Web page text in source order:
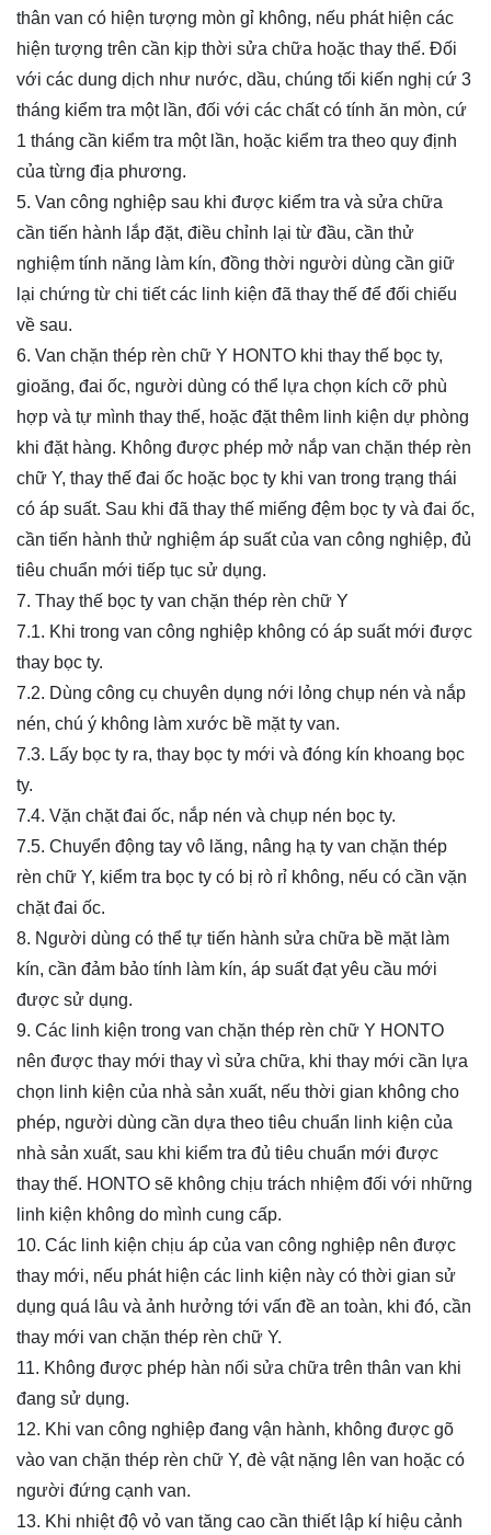
thân van có hiện tượng mòn gỉ không, nếu phát hiện các
hiện tượng trên cần kịp thời sửa chữa hoặc thay thế. Đối
với các dung dịch như nước, dầu, chúng tối kiến nghị cứ 3
tháng kiểm tra một lần, đối với các chất có tính ăn mòn, cứ
1 tháng cần kiểm tra một lần, hoặc kiểm tra theo quy định
của từng địa phương.
5. Van công nghiệp sau khi được kiểm tra và sửa chữa
cần tiến hành lắp đặt, điều chỉnh lại từ đầu, cần thử
nghiệm tính năng làm kín, đồng thời người dùng cần giữ
lại chứng từ chi tiết các linh kiện đã thay thế để đối chiếu
về sau.
6. Van chặn thép rèn chữ Y HONTO khi thay thế bọc ty,
gioăng, đai ốc, người dùng có thể lựa chọn kích cỡ phù
hợp và tự mình thay thế, hoặc đặt thêm linh kiện dự phòng
khi đặt hàng. Không được phép mở nắp van chặn thép rèn
chữ Y, thay thế đai ốc hoặc bọc ty khi van trong trạng thái
có áp suất. Sau khi đã thay thế miếng đệm bọc ty và đai ốc,
cần tiến hành thử nghiệm áp suất của van công nghiệp, đủ
tiêu chuẩn mới tiếp tục sử dụng.
7. Thay thế bọc ty van chặn thép rèn chữ Y
7.1. Khi trong van công nghiệp không có áp suất mới được
thay bọc ty.
7.2. Dùng công cụ chuyên dụng nới lỏng chụp nén và nắp
nén, chú ý không làm xước bề mặt ty van.
7.3. Lấy bọc ty ra, thay bọc ty mới và đóng kín khoang bọc
ty.
7.4. Vặn chặt đai ốc, nắp nén và chụp nén bọc ty.
7.5. Chuyển động tay vô lăng, nâng hạ ty van chặn thép
rèn chữ Y, kiểm tra bọc ty có bị rò rỉ không, nếu có cần vặn
chặt đai ốc.
8. Người dùng có thể tự tiến hành sửa chữa bề mặt làm
kín, cần đảm bảo tính làm kín, áp suất đạt yêu cầu mới
được sử dụng.
9. Các linh kiện trong van chặn thép rèn chữ Y HONTO
nên được thay mới thay vì sửa chữa, khi thay mới cần lựa
chọn linh kiện của nhà sản xuất, nếu thời gian không cho
phép, người dùng cần dựa theo tiêu chuẩn linh kiện của
nhà sản xuất, sau khi kiểm tra đủ tiêu chuẩn mới được
thay thế. HONTO sẽ không chịu trách nhiệm đối với những
linh kiện không do mình cung cấp.
10. Các linh kiện chịu áp của van công nghiệp nên được
thay mới, nếu phát hiện các linh kiện này có thời gian sử
dụng quá lâu và ảnh hưởng tới vấn đề an toàn, khi đó, cần
thay mới van chặn thép rèn chữ Y.
11. Không được phép hàn nối sửa chữa trên thân van khi
đang sử dụng.
12. Khi van công nghiệp đang vận hành, không được gõ
vào van chặn thép rèn chữ Y, đè vật nặng lên van hoặc có
người đứng cạnh van.
13. Khi nhiệt độ vỏ van tăng cao cần thiết lập kí hiệu cảnh